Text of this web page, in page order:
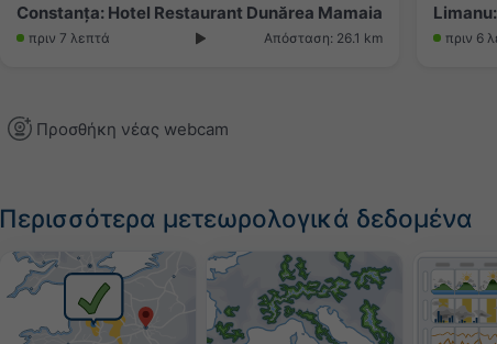
Constanța: Hotel Restaurant Dunărea Mamaia
πριν 7 λεπτά Απόσταση: 26.1 km πριν 6
Προσθήκη νέας webcam
Περισσότερα μετεωρολογικά δεδομένα